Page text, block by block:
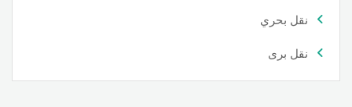
نقل بحري
نقل برى